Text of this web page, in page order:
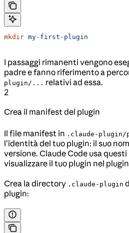
mkdir my-first-plugin
I passaggi rimanenti vengono
padre e fanno riferimento a
plugin/... relativi ad essa.
2
Crea il manifest del plugin
Il file manifest in .claude-plugin/
l’identità del tuo plugin: il suo
versione. Claude Code usa
visualizzare il tuo plugin nel
Crea la directory .claude-plugin
plugin: